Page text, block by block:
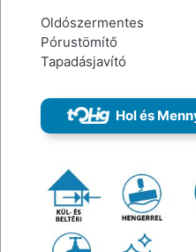
Oldószermentes
Pórustömítő
Tapadásjavító
Hol és